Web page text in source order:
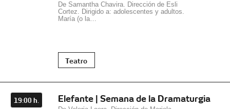
De Samantha Chavira. Dirección de Esli
Cortez. Dirigido a: adolescentes y adultos.
María (o la…
Teatro
19:00 h. Elefante | Semana de la Dramaturgia